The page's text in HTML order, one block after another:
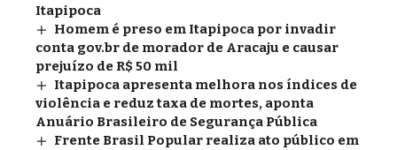
Itapipoca
Homem é preso em Itapipoca por invadir
conta gov.br de morador de Aracaju e causar
prejuízo de R$ 50 mil
Itapipoca apresenta melhora nos índices de
violência e reduz taxa de mortes, aponta
Anuário Brasileiro de Segurança Pública
Frente Brasil Popular realiza ato público em